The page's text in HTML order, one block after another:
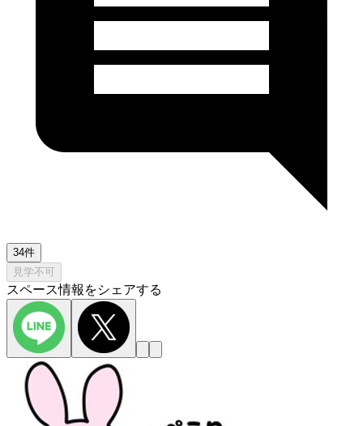
34件
見学不可
スペース情報をシェアする